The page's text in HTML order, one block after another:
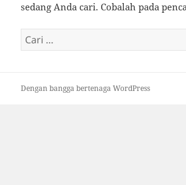
sedang Anda cari. Cobalah pada
Cari
untuk:
Dengan bangga bertenaga WordPress